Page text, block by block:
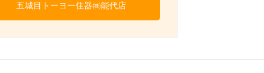
五城目トーヨー住器㈱能代店